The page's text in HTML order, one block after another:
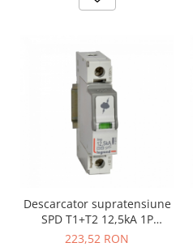
Descarcator supratensiune
SPD T1+T2 12,5kA 1P
Legrand 412270
223,52 RON